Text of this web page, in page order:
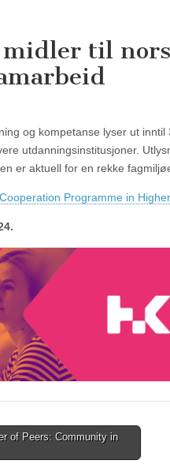
midler til
og kompetanse lyser ut
utdanningsinstitusjoner.
er aktuell for en rekke
Programme in
of Peers: Community in